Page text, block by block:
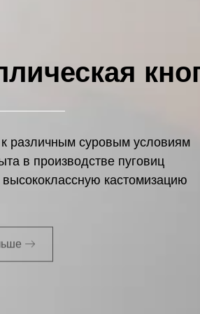
различным суровым условиям
в производстве пуговиц
кастомизацию